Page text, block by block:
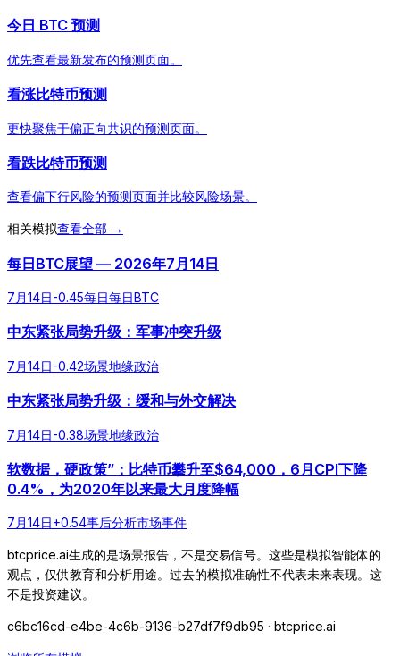
今日 BTC 预测
优先查看最新发布的预测页面。
看涨比特币预测
更快聚焦于偏正向共识的预测页面。
看跌比特币预测
查看偏下行风险的预测页面并比较风险场景。
相关模拟查看全部 →
每日BTC展望 — 2026年7月14日
7月14日-0.45每日每日BTC
中东紧张局势升级：军事冲突升级
7月14日-0.42场景地缘政治
中东紧张局势升级：缓和与外交解决
7月14日-0.38场景地缘政治
软数据，硬政策”：比特币攀升至$64,000，6月CPI下降
0.4%，为2020年以来最大月度降幅
7月14日+0.54事后分析市场事件
btcprice.ai生成的是场景报告，不是交易信号。这些是模拟智能体的
观点，仅供教育和分析用途。过去的模拟准确性不代表未来表现。这
不是投资建议。
c6bc16cd-e4be-4c6b-9136-b27df7f9db95 · btcprice.ai